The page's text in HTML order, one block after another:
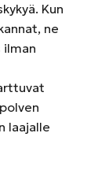
Kun
ne
ilman
laajalle